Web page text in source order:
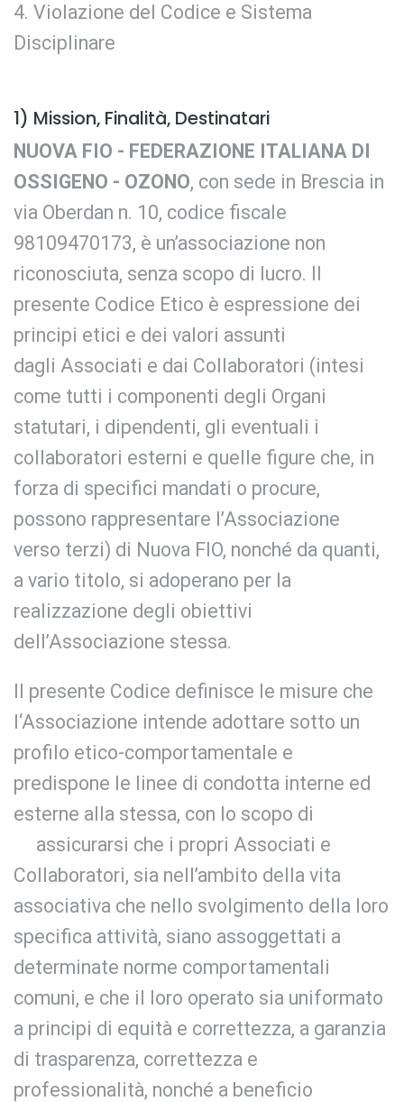
Violazione del Codice e Sistema
Disciplinare
1) Mission, Finalità, Destinatari
NUOVA FIO - FEDERAZIONE ITALIANA DI
OSSIGENO - OZONO, con sede in Brescia in
via Oberdan n. 10, codice fiscale
98109470173, è un’associazione non
riconosciuta, senza scopo di lucro. Il
presente Codice Etico è espressione dei
principi etici e dei valori assunti
dagli Associati e dai Collaboratori (intesi
come tutti i componenti degli Organi
statutari, i dipendenti, gli eventuali i
collaboratori esterni e quelle figure che, in
forza di specifici mandati o procure,
possono rappresentare l’Associazione
verso terzi) di Nuova FIO, nonché da quanti,
a vario titolo, si adoperano per la
realizzazione degli obiettivi
dell’Associazione stessa.
ll presente Codice definisce le misure che
l‘Associazione intende adottare sotto un
profilo etico-comportamentale e
predispone le linee di condotta interne ed
esterne alla stessa, con lo scopo di
assicurarsi che i propri Associati e
Collaboratori, sia nell’ambito della vita
associativa che nello svolgimento della loro
specifica attività, siano assoggettati a
determinate norme comportamentali
comuni, e che il loro operato sia uniformato
a principi di equità e correttezza, a garanzia
di trasparenza, correttezza e
professionalità, nonché a beneficio